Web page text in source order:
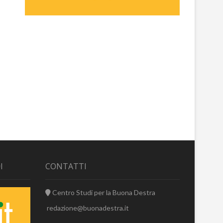
CONTATTI
Centro Studi per la Buona Destra
redazione@buonadestra.it